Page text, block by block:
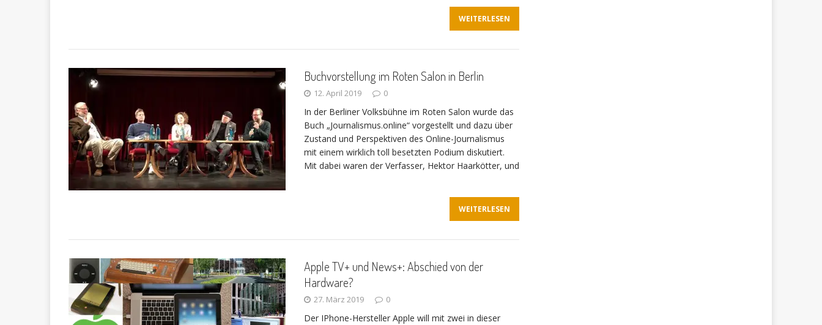
WEITERLESEN
Buchvorstellung im Roten Salon in Berlin
12. April 2019 0
In der Berliner Volksbühne im Roten Salon wurde das
Buch „Journalismus.online“ vorgestellt und dazu über
Zustand und Perspektiven des Online-Journalismus
mit einem wirklich toll besetzten Podium diskutiert.
Mit dabei waren der Verfasser, Hektor Haarkötter, und
WEITERLESEN
Apple TV+ und News+: Abschied von der
Hardware?
27. März 2019 0
Der IPhone-Hersteller Apple will mit zwei in dieser